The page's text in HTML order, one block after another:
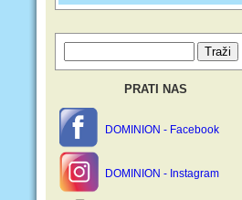
PRATI NAS
DOMINION - Facebook
DOMINION - Instagram